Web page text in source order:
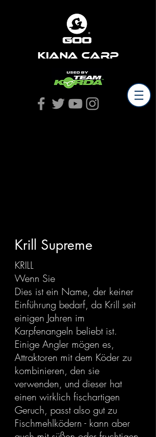
Kiana Carp
Krill Supreme
KRILL
Wenn Sie
Dies ist ein Name, der keiner
Einführung bedarf, da Krill seit
einigen Jahren im
Karpfenangeln beliebt ist.
Einige Angler mögen es,
Attraktoren mit dem Köder zu
kombinieren, den sie
verwenden, und dieser hat
einen wirklich fischartigen
Geruch, passt also gut zu
Fischmehlködern - kann aber